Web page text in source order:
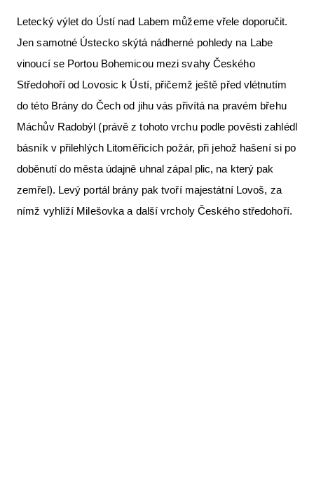
Letecký výlet do Ústí nad Labem můžeme vřele doporučit.
Jen samotné Ústecko skýtá nádherné pohledy na Labe
vinoucí se Portou Bohemicou mezi svahy Českého
Středohoří od Lovosic k Ústí, přičemž ještě před vlétnutím
do této Brány do Čech od jihu vás přivítá na pravém břehu
Máchův Radobýl (právě z tohoto vrchu podle pověsti zahlédl
básník v přilehlých Litoměřicích požár, při jehož hašení si po
doběnutí do města údajně uhnal zápal plic, na který pak
zemřel). Levý portál brány pak tvoří majestátní Lovoš, za
nímž vyhlíží Milešovka a další vrcholy Českého středohoří.